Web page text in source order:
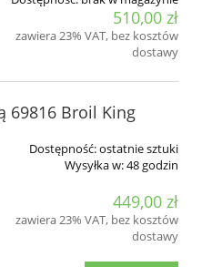
510,00 zł
zawiera 23% VAT, bez kosztów
dostawy
69816 Broil King
Dostępność:ostatnie sztuki
Wysyłka w:48 godzin
449,00 zł
zawiera 23% VAT, bez kosztów
dostawy